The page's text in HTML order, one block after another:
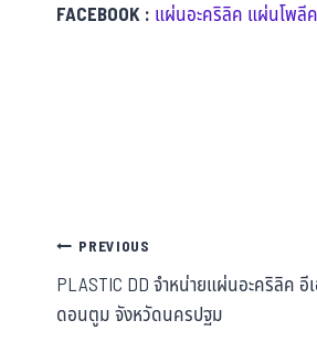
FACEBOOK : แผ่นอะคริลิค แผ่นโพลี
PREVIOUS
PLASTIC DD จำหน่ายแผ่นอะคริลิค อี
ดอนตูม จังหวัดนครปฐม